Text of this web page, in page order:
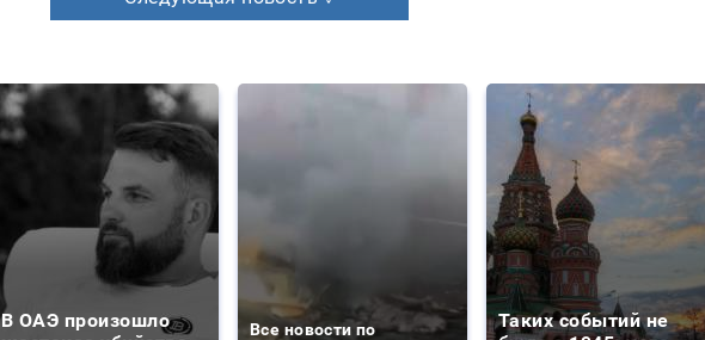
В ОАЭ произошло
Все новости по
Таких событий не